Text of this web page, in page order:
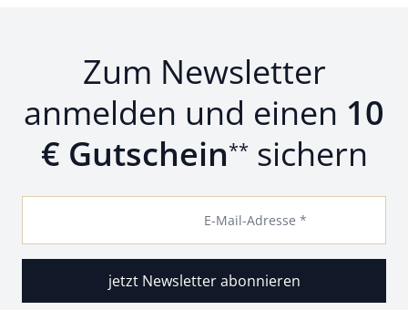
Zum Newsletter
anmelden und einen 10
€ Gutschein** sichern
E-Mail-Adresse *
jetzt Newsletter abonnieren